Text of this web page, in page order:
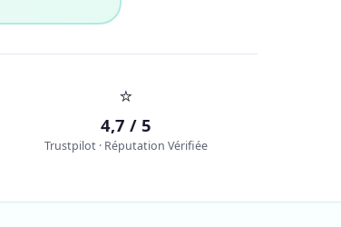
⭐
4,7 / 5
Trustpilot · Réputation Vérifiée